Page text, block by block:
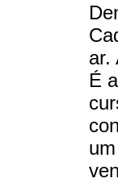
ar.
É